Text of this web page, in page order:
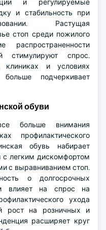
и регулируемые
и стабильность при
Растущая
стоп среди пожилого
распространенности
стимулируют спрос.
клиниках и условиях
подчеркивает
обуви
больше внимания
профилактического
обувь набирает
с легким дискомфортом
с выравниванием стоп.
о долгосрочных
влияет на спрос на
ухода
рост на розничных и
расширяет круг